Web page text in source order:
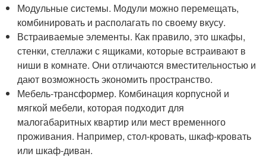
Модульные системы. Модули можно перемещать,
комбинировать и располагать по своему вкусу.
Встраиваемые элементы. Как правило, это шкафы,
стенки, стеллажи с ящиками, которые встраивают в
ниши в комнате. Они отличаются вместительностью и
дают возможность экономить пространство.
Мебель-трансформер. Комбинация корпусной и
мягкой мебели, которая подходит для
малогабаритных квартир или мест временного
проживания. Например, стол-кровать, шкаф-кровать
или шкаф-диван.